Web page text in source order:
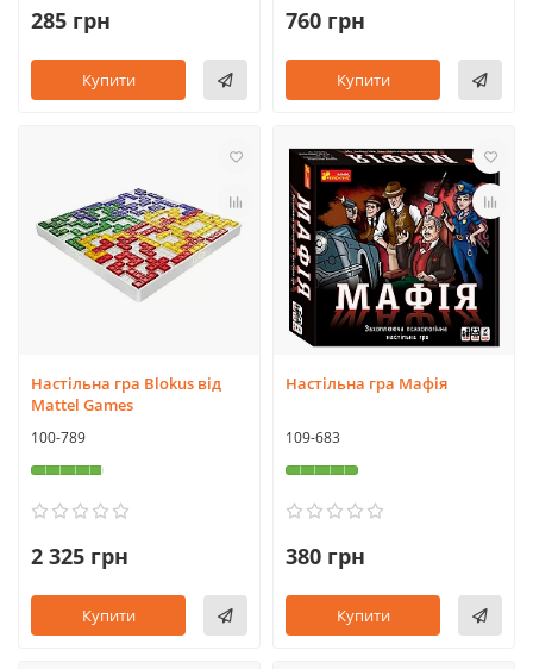
285 грн
Купити
760 грн
Купити
Настільна гра Blokus від
Mattel Games
100-789
2 325 грн
Купити
Настільна гра Мафія
109-683
380 грн
Купити